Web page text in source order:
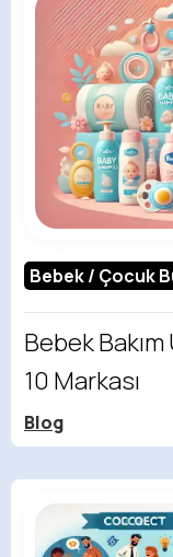
Bebek / Çocuk
Bebek
10 Markası
Blog